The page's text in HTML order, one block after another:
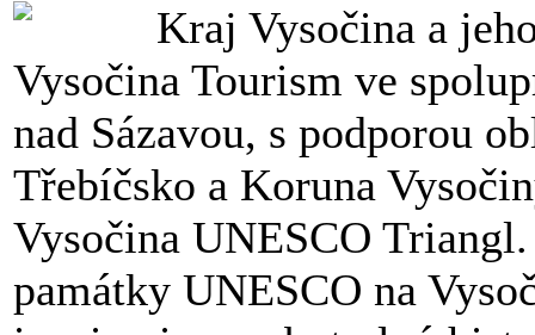
Kraj Vysočina a
Vysočina Tourism ve
nad Sázavou, s podporou
Třebíčsko a Koruna
Vysočina UNESCO
památky UNESCO na